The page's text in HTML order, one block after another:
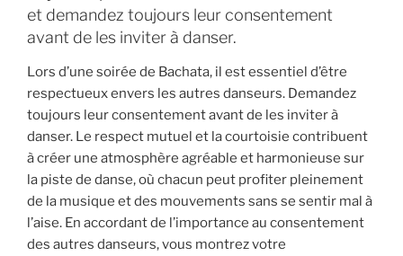
et demandez toujours leur consentement
avant de les inviter à danser.
Lors d’une soirée de Bachata, il est essentiel d’être
respectueux envers les autres danseurs. Demandez
toujours leur consentement avant de les inviter à
danser. Le respect mutuel et la courtoisie contribuent
à créer une atmosphère agréable et harmonieuse sur
la piste de danse, où chacun peut profiter pleinement
de la musique et des mouvements sans se sentir mal à
l’aise. En accordant de l’importance au consentement
des autres danseurs, vous montrez votre